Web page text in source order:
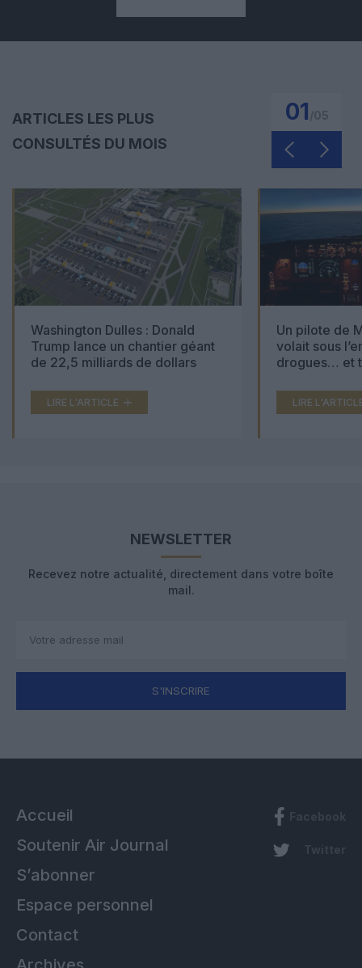
ARTICLES LES PLUS
CONSULTÉS DU MOIS
01
Washington Dulles : Donald
Trump lance un chantier géant
de 22,5 milliards de dollars
LIRE L'ARTICLE
Un pilote de
volait sous
drogues… et
LIRE
NEWSLETTER
Recevez notre actualité, directement dans votre boîte
mail.
S'INSCRIRE
Accueil
Soutenir Air Journal
S’abonner
Espace personnel
Contact